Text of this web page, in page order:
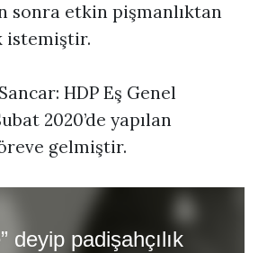
sonra etkin pişmanlıktan
istemiştir.
HDP Eş Genel
2020’de yapılan
gelmiştir.
deyip padişahçılık